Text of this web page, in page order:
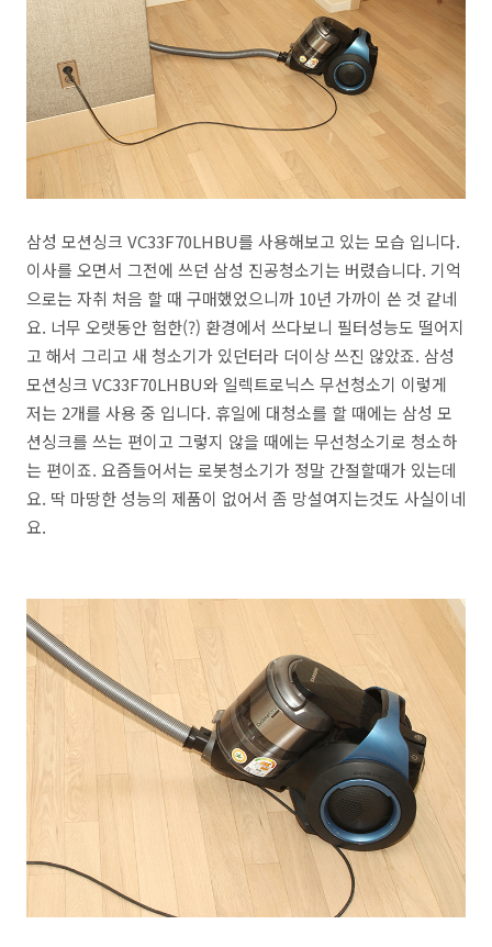
삼성 모션싱크 VC33F70LHBU를 사용해보고 있는 모습 입니다.
이사를 오면서 그전에 쓰던 삼성 진공청소기는 버렸습니다. 기억
으로는 자취 처음 할 때 구매했었으니까 10년 가까이 쓴 것 같네
요. 너무 오랫동안 험한(?) 환경에서 쓰다보니 필터성능도 떨어지
고 해서 그리고 새 청소기가 있던터라 더이상 쓰진 않았죠. 삼성
모션싱크 VC33F70LHBU와 일렉트로닉스 무선청소기 이렇게
저는 2개를 사용 중 입니다. 휴일에 대청소를 할 때에는 삼성 모
션싱크를 쓰는 편이고 그렇지 않을 때에는 무선청소기로 청소하
는 편이죠. 요즘들어서는 로봇청소기가 정말 간절할때가 있는데
요. 딱 마땅한 성능의 제품이 없어서 좀 망설여지는것도 사실이네
요.